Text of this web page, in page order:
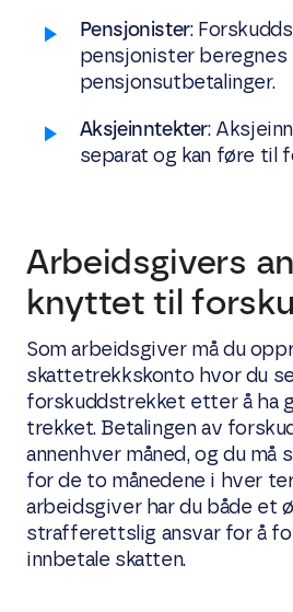
Pensjonister:
pensjonister beregnes
pensjonsutbetalinger.
Aksjeinntekter:
separat og kan føre til
Arbeidsgivers
knyttet til
Som arbeidsgiver må du
skattetrekkskonto hvor du
forskuddstrekket etter å ha
trekket. Betalingen av
annenhver måned, og du må
for de to månedene i hver
arbeidsgiver har du både et
strafferettslig ansvar for å
innbetale skatten.